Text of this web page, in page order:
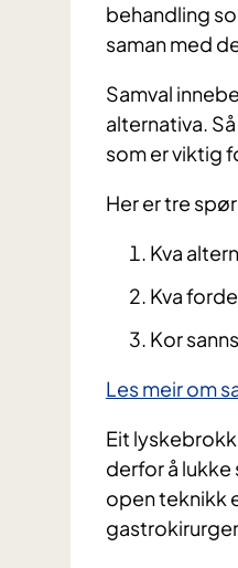
behandling
saman med
Samval
alternativa.
som er viktig
Her er tre
​Kva
Kva
Kor
Les meir om
Eit
derfor å
open teknikk